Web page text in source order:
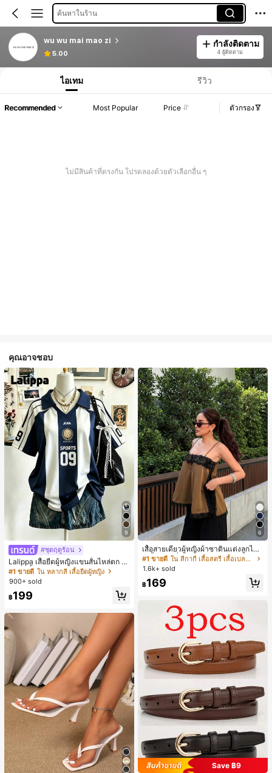
ค้นหาในร้าน
wu wu mai mao zi
5.00
กำลังติดตาม
4 ผู้ติดตาม
ไอเทม รีวิว
Recommended Most Popular Price ตัวกรอง
ไม่มีสินค้าที่ตรงกัน โปรดลองด้วยตัวเลือกอื่น ๆ
คุณอาจชอบ
9
#ชุดฤดูร้อน
Lalippa เสื้อยืดผู้หญิงแขนสั้นไหล่ตก ค
อวีปกเสื้อ ลายพิมพ์ดิจิทัลลายทาง สไตล์
สปอร์ตแฟชั่นมินิมอล ของขวัญสำหรับเ
พื่อน
#1 ขายดี ใน หลากสี เสื้อยืดผู้หญิง
900+ sold
฿199
6
เสื้อสายเดี่ยวผู้หญิงผ้าซาตินแต่งลูกไม้
- เสื้อสายเดี่ยวฤดูร้อนสีคากีมีรอยผ่าด้า
นข้างที่น่าดึงดูดแบบสบายๆ
#1 ขายดี
ใน สีกากี เสื้อสตรี เสื้อเบลาส์ & Tee
ลูกค้ากลับมาซื้อซ้ำ!
#1 ขายดี
ใน สีกากี เสื้อสตรี เสื้อเบลาส์ & Tee
ลูกค้ากลับมาซื้อซ้ำ!
#1 ขายดี
ใน สีกากี เสื้อสตรี เสื้อเบลาส์ & Tee
ลูกค้ากลับมาซื้อซ้ำ!
#1 ขายดี
ใน สีกากี เสื้อสตรี เสื้อเบลาส์ & Tee
1.6k+ sold
฿169
Save ฿9